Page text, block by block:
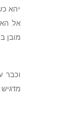
יהא
אל
מובן
וכבר